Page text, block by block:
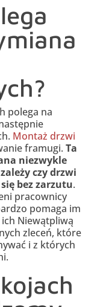
polega na
Montaż drzwi
framugi. Ta
niezwykle
czy drzwi
bez zarzutu.
pracownicy
pomaga im
Niewątpliwą
zleceń, które
i z których